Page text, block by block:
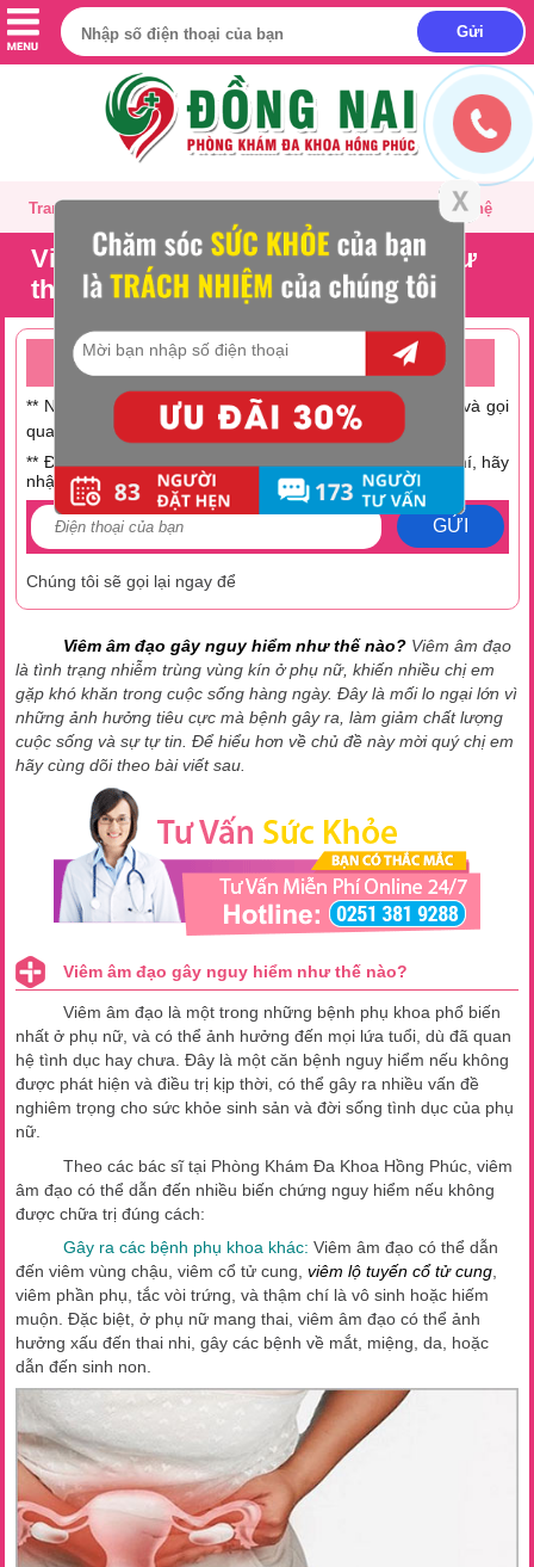
Trang chủ Liên hệ
Viêm âm đạo gây nguy hiểm như
thế nào?
TƯ VẤN ONLINE MIỄN PHÍ TRỰC TUYẾN 24/24
** Nếu không có thời gian trò chuyện hãy nhấc máy lên và gọi
qua số Hotline:
0251 882 9288
** Điện thoại bạn đang hết tiền hoặc muốn tiết kiệm chi phí, hãy
nhập số điện thoại tại đây:
GỬI
Chúng tôi sẽ gọi lại ngay để
Viêm âm đạo gây nguy hiểm như thế nào? Viêm âm đạo
là tình trạng nhiễm trùng vùng kín ở phụ nữ, khiến nhiều chị em
gặp khó khăn trong cuộc sống hàng ngày. Đây là mối lo ngại lớn vì
những ảnh hưởng tiêu cực mà bệnh gây ra, làm giảm chất lượng
cuộc sống và sự tự tin. Để hiểu hơn về chủ đề này mời quý chị em
hãy cùng dõi theo bài viết sau.
Viêm âm đạo gây nguy hiểm như thế nào?
Viêm âm đạo là một trong những bệnh phụ khoa phổ biến
nhất ở phụ nữ, và có thể ảnh hưởng đến mọi lứa tuổi, dù đã quan
hệ tình dục hay chưa. Đây là một căn bệnh nguy hiểm nếu không
được phát hiện và điều trị kịp thời, có thể gây ra nhiều vấn đề
nghiêm trọng cho sức khỏe sinh sản và đời sống tình dục của phụ
nữ.
Theo các bác sĩ tại Phòng Khám Đa Khoa Hồng Phúc, viêm
âm đạo có thể dẫn đến nhiều biến chứng nguy hiểm nếu không
được chữa trị đúng cách:
Gây ra các bệnh phụ khoa khác:Viêm âm đạo có thể dẫn
đến viêm vùng chậu, viêm cổ tử cung,viêm lộ tuyến cổ tử cung
viêm phần phụ, tắc vòi trứng, và thậm chí là vô sinh hoặc hiếm
muộn. Đặc biệt, ở phụ nữ mang thai, viêm âm đạo có thể ảnh
hưởng xấu đến thai nhi, gây các bệnh về mắt, miệng, da, hoặc
dẫn đến sinh non.